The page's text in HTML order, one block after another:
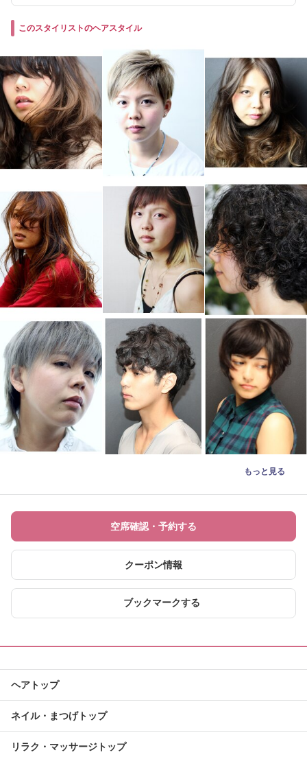
このスタイリストのヘアスタイル
もっと見る
空席確認・予約する
クーポン情報
ブックマークする
ヘアトップ
ネイル・まつげトップ
リラク・マッサージトップ